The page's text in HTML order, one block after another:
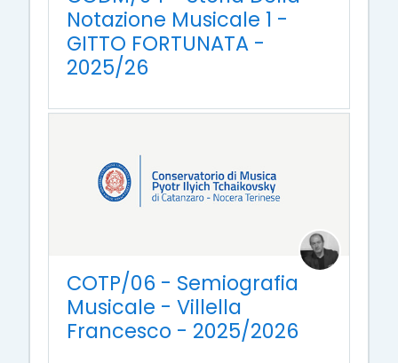
Notazione Musicale 1 -
GITTO FORTUNATA -
2025/26
COTP/06 - Semiografia
Musicale - Villella
Francesco - 2025/2026